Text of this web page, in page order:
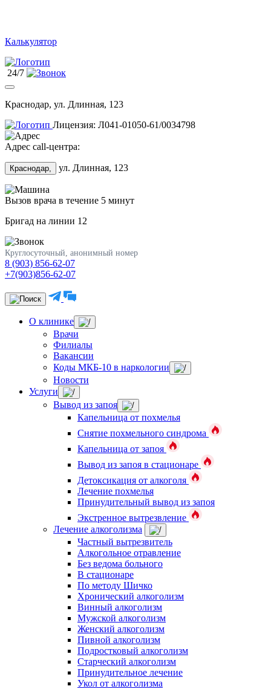
Калькулятор
24/7
Краснодар, ул. Длинная, 123
Лицензия: Л041-01050-61/0034798
Адрес call-центра:
Краснодар, ул. Длинная, 123
Вызов врача в течение 5 минут
Бригад на линии 12
Круглосуточный, анонимный номер
8 (903) 856-62-07
+7(903)856-62-07
О клинике
Врачи
Филиалы
Вакансии
Коды МКБ-10 в наркологии
Новости
Услуги
Вывод из запоя
Капельница от похмелья
Снятие похмельного синдрома
Капельница от запоя
Вывод из запоя в стационаре
Детоксикация от алкоголя
Лечение похмелья
Принудительный вывод из запоя
Экстренное вытрезвление
Лечение алкоголизма
Частный вытрезвитель
Алкогольное отравление
Без ведома больного
В стационаре
По методу Шичко
Хронический алкоголизм
Винный алкоголизм
Мужской алкоголизм
Женский алкоголизм
Пивной алкоголизм
Подростковый алкоголизм
Старческий алкоголизм
Принудительное лечение
Укол от алкоголизма